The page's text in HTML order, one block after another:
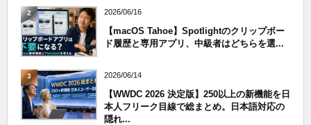
2 2026/06/16
【macOS Tahoe】Spotlightのクリップボー
ド履歴と専用アプリ、中級者はどちらを選...
3 2026/06/14
【WWDC 2026 決定版】250以上の新機能を日
本人フリーク目線で総まとめ。日本語対応の
隠れ...